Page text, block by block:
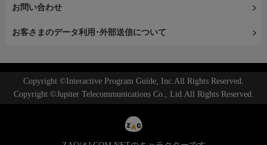
お問い合わせ
お客さまのデータ利用･外部送信について
Copyright ©Interactive Program Guide, Inc.All Rights Reserved.
Copyright ©Jupiter Telecommunications Co., Ltd.All Rights Reserved.